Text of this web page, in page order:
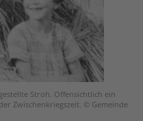
Stroh. Offensichtlich ein
Zwischenkriegszeit. © Gemeinde